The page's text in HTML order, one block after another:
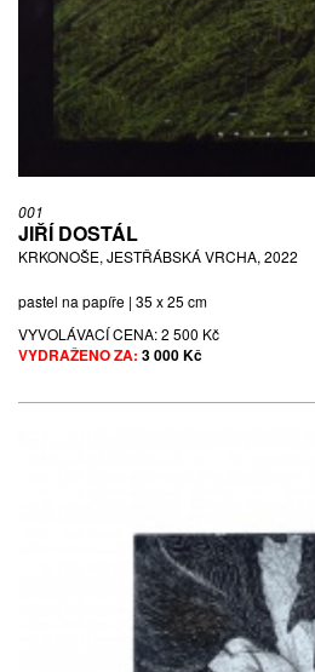
001
JIŘÍ DOSTÁL
KRKONOŠE, JESTŘÁBSKÁ VRCHA, 2022
pastel na papíře | 35 x 25 cm
VYVOLÁVACÍ CENA:2 500 Kč
VYDRAŽENO ZA: 3 000 Kč